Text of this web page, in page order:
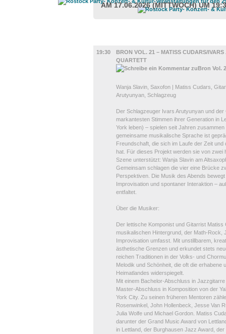
AM 17.06.2026 (MITTWOCH) UM
19:30
BRON VOL. 21 – MATISS CUDARS/IVARS
QUARTETT
Wanja Slavin, Saxofon | Matiss Cudars,
Arutyunyan, Schlagzeug
Der Schlagzeuger Ivars Arutyunyan und
markantesten Stimmen ihrer Generation in
York leben) – spielen seit Jahren
gemeinsame musikalische Sprache ist
Freundschaft, die sich im Laufe der Zeit
hat. Für dieses Projekt werden sie von
Szene unterstützt: Wanja Slavin am
Gemeinsam schlagen die vier eine Brücke
Perspektiven. Die Musik des Abends
Improvisation und spontaner Interaktion –
entfaltet.
Über die Musiker:
Der lettische Komponist und Gitarrist
musikalischen Hintergrund, der Math-
Improvisation umfasst. Mit unstillbarem,
ästhetische Grenzen und erkundet stets
reichen Traditionen in der Volks- und
Melodik und Schönheit, die oft die
Heimatlandes widerspiegelt.
Mit einem Bachelor-Abschluss in
Master-Abschluss in Komposition von der
York City. Zu seinen früheren Mentoren
Rosenwinkel, John Hollenbeck, Jesse Van
Julia Wolfe und Michael Gordon. Matiss
darunter der Grand Music Award von
in Lettland, der Burghausen Jazz Award,